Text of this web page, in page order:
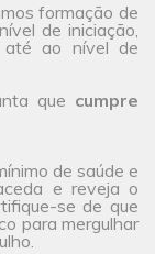
formação de
de iniciação,
até ao nível de
que cumpre
de saúde e
e reveja o
se de que
para mergulhar